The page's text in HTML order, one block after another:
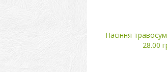
Насіння
28.00